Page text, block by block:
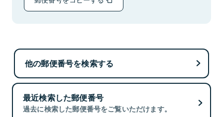
他の郵便番号を検索する
最近検索した郵便番号
過去に検索した郵便番号をご覧いただけます。